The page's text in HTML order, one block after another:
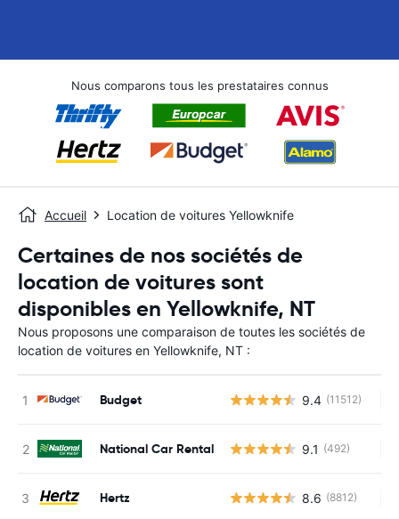
Nous comparons tous les prestataires connus
Accueil Location de voitures Yellowknife
Certaines de nos sociétés de
location de voitures sont
disponibles en Yellowknife, NT
Nous proposons une comparaison de toutes les sociétés de
location de voitures en Yellowknife, NT :
Budget 9.4 (11512)
National Car Rental 9.1 (492)
Hertz 8.6 (8812)